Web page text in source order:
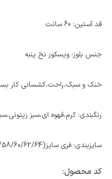
قد آستین: 60 سانت
جنس بلوز: ویسکوز نخ پنبه
خنک و سبک،راحت،کشسانی کار
رنگبندی: کرم،قهوه ای،سبز
سایزبندی: فری سایز(52/54/56/58/60/62/64)
کد محصول: